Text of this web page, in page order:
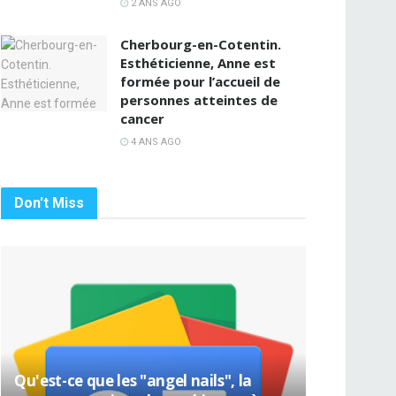
2 ANS AGO
Cherbourg-en-Cotentin.
Esthéticienne, Anne est
formée pour l’accueil de
personnes atteintes de
cancer
4 ANS AGO
Don't Miss
Qu'est-ce que les "angel nails", la